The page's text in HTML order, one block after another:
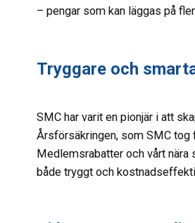
– pengar som kan läggas på
Tryggare och
SMC har varit en pionjär i att
Årsförsäkringen, som SMC tog
Medlemsrabatter och vårt nära
både tryggt och